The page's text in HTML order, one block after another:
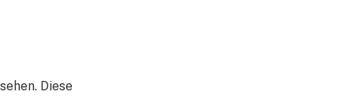
Diese